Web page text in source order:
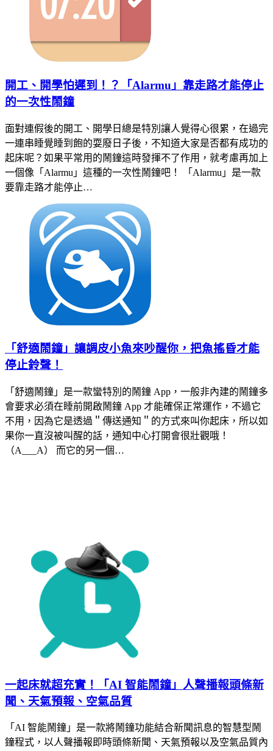
開工、開學怕遲到！？「Alarmu」靠走路才能停止
的一次性鬧鐘
面對連假後的開工、開學日總是特別讓人覺得心很累，在過完
一連串睡覺睡到飽的耍廢日子後，不知道大家是否都有成功的
起床呢？如果平常用的鬧鐘這時發揮不了作用，就考慮再加上
一個像「Alarmu」這種的一次性鬧鐘吧！ 「Alarmu」是一款
要靠走路才能停止…
「舒適鬧鐘」讓調皮小魚來吵醒你，把魚搖昏才能
停止鈴聲！
「舒適鬧鐘」是一款蠻特別的鬧鐘 App，一般非內建的鬧鐘多
會要求必須在睡前開啟鬧鐘 App 才能確保正常運作，不過它
不用，因為它是透過＂傳送通知＂的方式來叫你起床，所以如
果你一直沒被叫醒的話，通知中心打開會很壯觀哦！
（A___A） 而它的另一個…
一起床就超充實！「AI 智能鬧鐘」人聲播報頭條新
聞、天氣預報、空氣品質
「AI 智能鬧鐘」是一款將鬧鐘功能結合新聞訊息的智慧型鬧
鐘程式，以人聲播報即時頭條新聞、天氣預報以及空氣品質內